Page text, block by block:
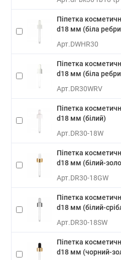
Піпетка
d18 мм (біла
Арт.DWHR30
Піпетка
d18 мм (біла
Арт.DR30WRV
Піпетка
d18 мм (білий)
Арт.DR30-18W
Піпетка
d18 мм (білий-
Арт.DR30-18GW
Піпетка
d18 мм (білий-
Арт.DR30-18SW
Піпетка
d18 мм (чорний-